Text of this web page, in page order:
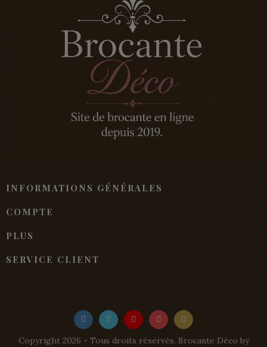
INFORMATIONS GÉNÉRALES
COMPTE
PLUS
SERVICE CLIENT
Copyright 2026 - Tous droits réservés. Brocante Déco by